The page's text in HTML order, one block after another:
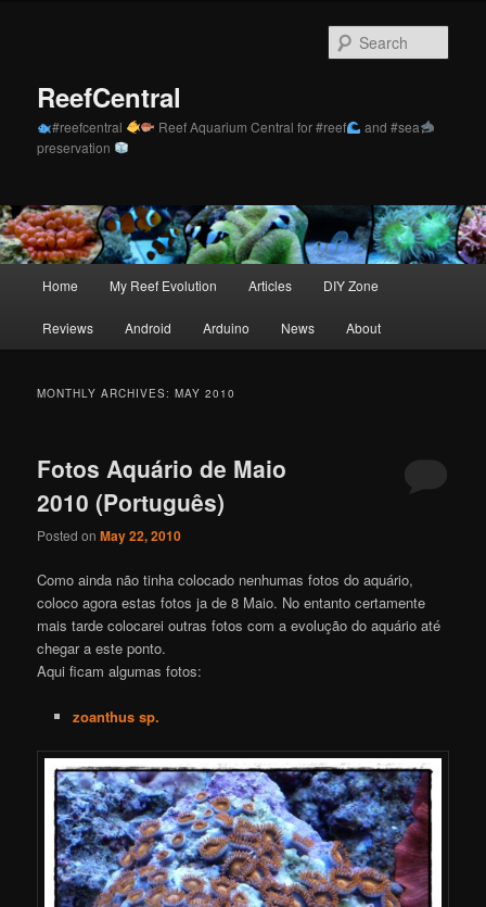
ReefCentral
#reefcentral Reef Aquarium Central for #reef
and #sea
preservation
Home My Reef Evolution Articles DIY Zone
Reviews Android Arduino News About
MONTHLY ARCHIVES:MAY 2010
Fotos Aquário de Maio
2010 (Português)
Posted onMay 22, 2010
Como ainda não tinha colocado nenhumas fotos do aquário,
coloco agora estas fotos ja de 8 Maio. No entanto certamente
mais tarde colocarei outras fotos com a evolução do aquário até
chegar a este ponto.
Aqui ficam algumas fotos:
zoanthus sp.